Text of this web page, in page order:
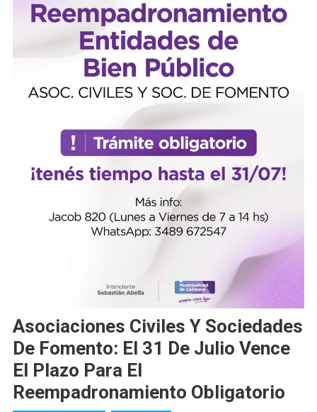
Asociaciones Civiles Y Sociedades
De Fomento: El 31 De Julio Vence
El Plazo Para El
Reempadronamiento Obligatorio